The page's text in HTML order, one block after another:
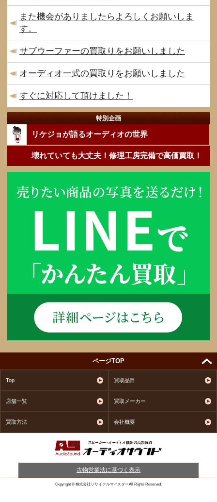
また機会がありましたらよろしくお願いしま
す。
サブウーファーの買取りをお願いしました
オーディオ一式の買取りをお願いしました
すぐに対応して頂けました！
特別企画
リケジョが語るオーディオの世界
壊れていても大丈夫！修理工房完備で高価買取！
ページTOP
Top 買取品目
店舗一覧 買取メーカー
買取方法 会社概要
古物営業法に基づく表示
Copyright © 株式会社リサイクルマイスターAll Rights Reserved.